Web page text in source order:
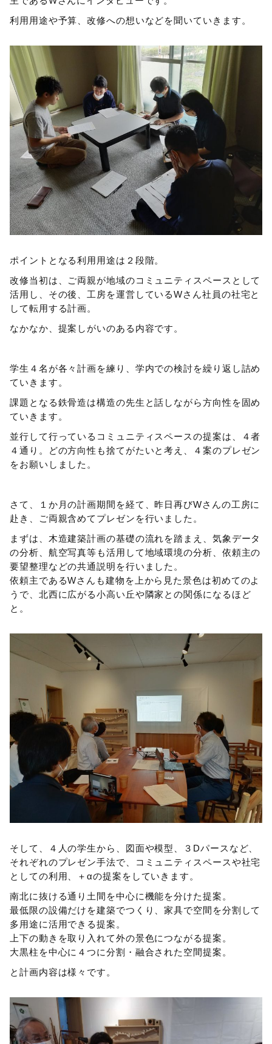
利用用途や予算、改修への想いなどを聞いていきます。
ポイントとなる利用用途は２段階。
改修当初は、ご両親が地域のコミュニティスペースとして
活用し、その後、工房を運営しているWさん社員の社宅と
して転用する計画。
なかなか、提案しがいのある内容です。
学生４名が各々計画を練り、学内での検討を繰り返し詰め
ていきます。
課題となる鉄骨造は構造の先生と話しながら方向性を固め
ていきます。
並行して行っているコミュニティスペースの提案は、４者
４通り。どの方向性も捨てがたいと考え、４案のプレゼン
をお願いしました。
さて、１か月の計画期間を経て、昨日再びWさんの工房に
赴き、ご両親含めてプレゼンを行いました。
まずは、木造建築計画の基礎の流れを踏まえ、気象データ
の分析、航空写真等も活用して地域環境の分析、依頼主の
要望整理などの共通説明を行いました。
依頼主であるWさんも建物を上から見た景色は初めてのよ
うで、北西に広がる小高い丘や隣家との関係になるほど
と。
そして、４人の学生から、図面や模型、３Dパースなど、
それぞれのプレゼン手法で、コミュニティスペースや社宅
としての利用、＋αの提案をしていきます。
南北に抜ける通り土間を中心に機能を分けた提案。
最低限の設備だけを建築でつくり、家具で空間を分割して
多用途に活用できる提案。
上下の動きを取り入れて外の景色につながる提案。
大黒柱を中心に４つに分割・融合された空間提案。
と計画内容は様々です。